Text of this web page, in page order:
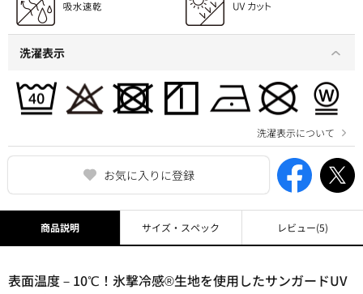
お気に入りに登録
洗濯表示
洗濯表示について
商品説明
表面温度－10℃！氷撃冷感®生地を使用したサンガードUV
サイズ・スペック レビュー(5)